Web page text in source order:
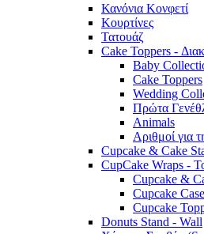
Κανόνια Κονφετί
Κουρτίνες
Τατουάζ
Cake Toppers -
Baby
Cake Toppers
Wedding
Πρώτα
Animals
Αριθμοί για
Cupcake & Cake
CupCake Wraps -
Cupcake &
Cupcake
Cupcake
Donuts Stand - Wall